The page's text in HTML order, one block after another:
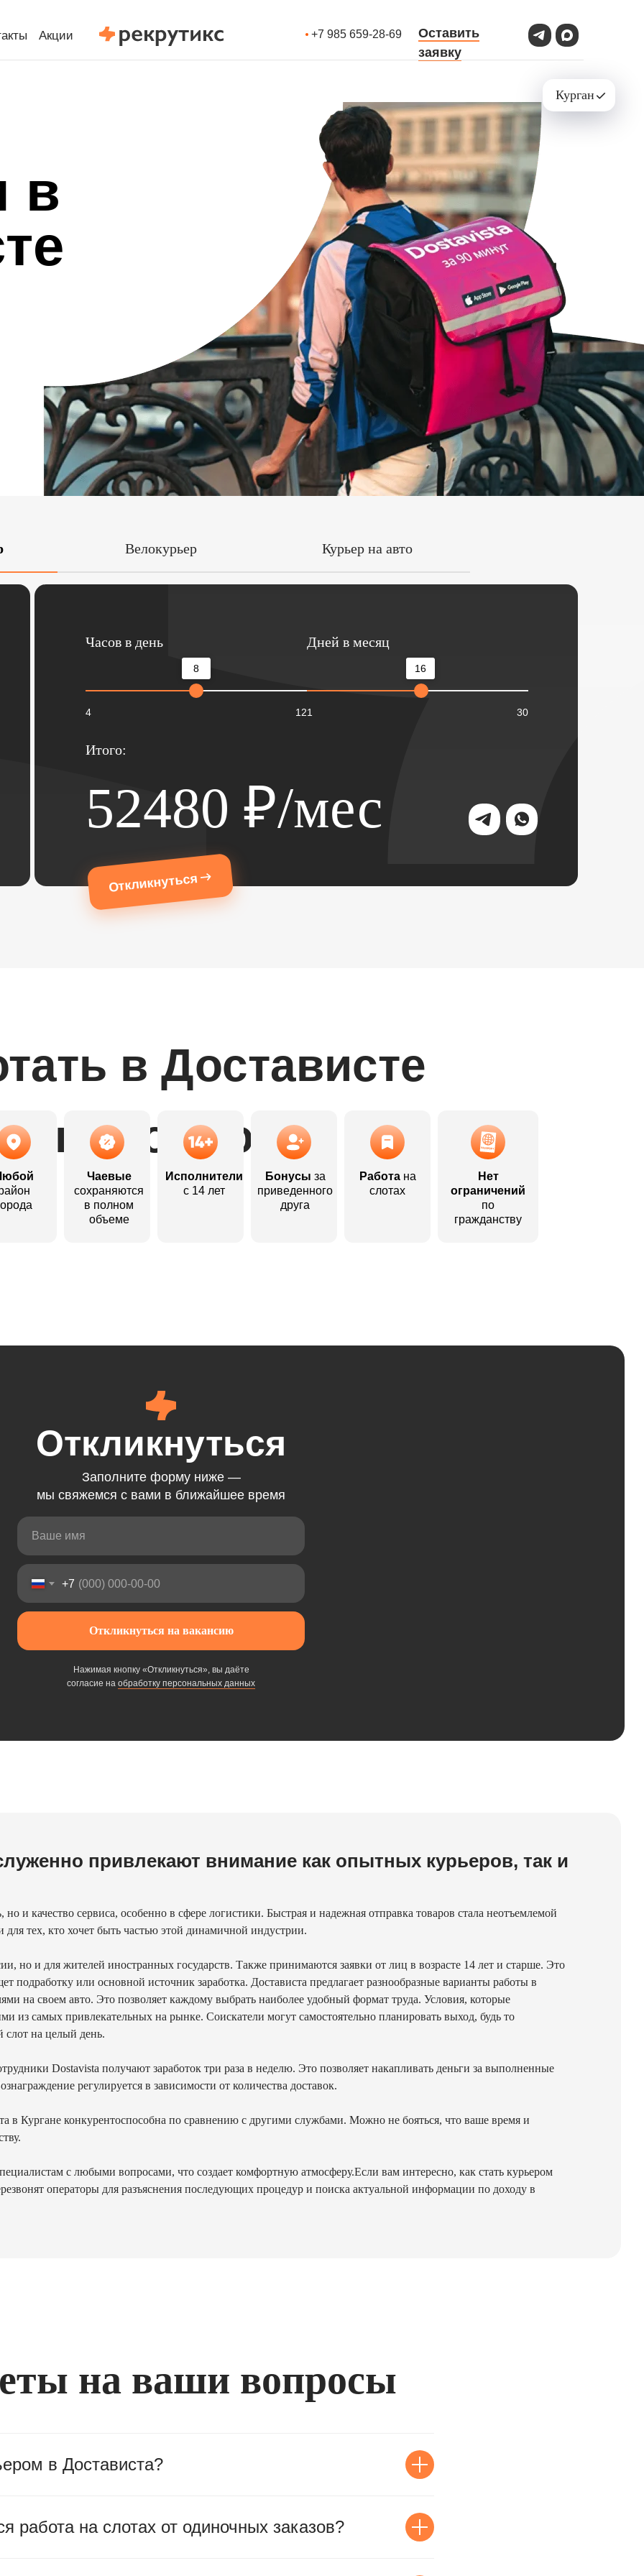
Оставить
заявку
Акции +7 985 659-28-69
в
Курган
Велокурьер Курьер на авто
Часов в день
8
4 12
Дней в месяц
16
1 30
Итого:
52480 ₽/мес
Откликнуться
в Достависте
выгодно:
Чаевые
сохраняются
в полном
объеме
Исполнители
с 14 лет
Бонусы за
приведенного
друга
Работа на
слотах
Нет
ограничений
по
гражданству
Откликнуться
Заполните форму ниже —
мы свяжемся с вами в ближайшее время
+7
Откликнуться на вакансию
Нажимая кнопку «Откликнуться», вы даёте
согласие на обработку персональных данных
привлекают внимание как опытных курьеров, так и
и качество сервиса, особенно в сфере логистики. Быстрая и надежная отправка товаров стала неотъемлемой
тех, кто хочет быть частью этой динамичной индустрии.
но и для жителей иностранных государств. Также принимаются заявки от лиц в возрасте 14 лет и старше. Это
подработку или основной источник заработка. Достависта предлагает разнообразные варианты работы в
на своем авто. Это позволяет каждому выбрать наиболее удобный формат труда. Условия, которые
из самых привлекательных на рынке. Соискатели могут самостоятельно планировать выход, будь то
слот на целый день.
Dostavista получают заработок три раза в неделю. Это позволяет накапливать деньги за выполненные
регулируется в зависимости от количества доставок.
в Кургане конкурентоспособна по сравнению с другими службами. Можно не бояться, что ваше время и
с любыми вопросами, что создает комфортную атмосферу.Если вам интересно, как стать курьером
операторы для разъяснения последующих процедур и поиска актуальной информации по доходу в
на ваши вопросы
в Достависта?
работа на слотах от одиночных заказов?